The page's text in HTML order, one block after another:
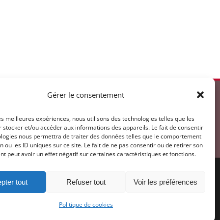
Gérer le consentement
meilleures expériences, nous utilisons des technologies telles que les
stocker et/ou accéder aux informations des appareils. Le fait de consentir
nous permettra de traiter des données telles que le comportement
ou les ID uniques sur ce site. Le fait de ne pas consentir ou de retirer son
peut avoir un effet négatif sur certaines caractéristiques et fonctions.
tout Refuser tout Voir les préférences
Politique de cookies
Vendredi
12h00
à 17h00